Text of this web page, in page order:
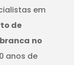
em
de
no
anos de